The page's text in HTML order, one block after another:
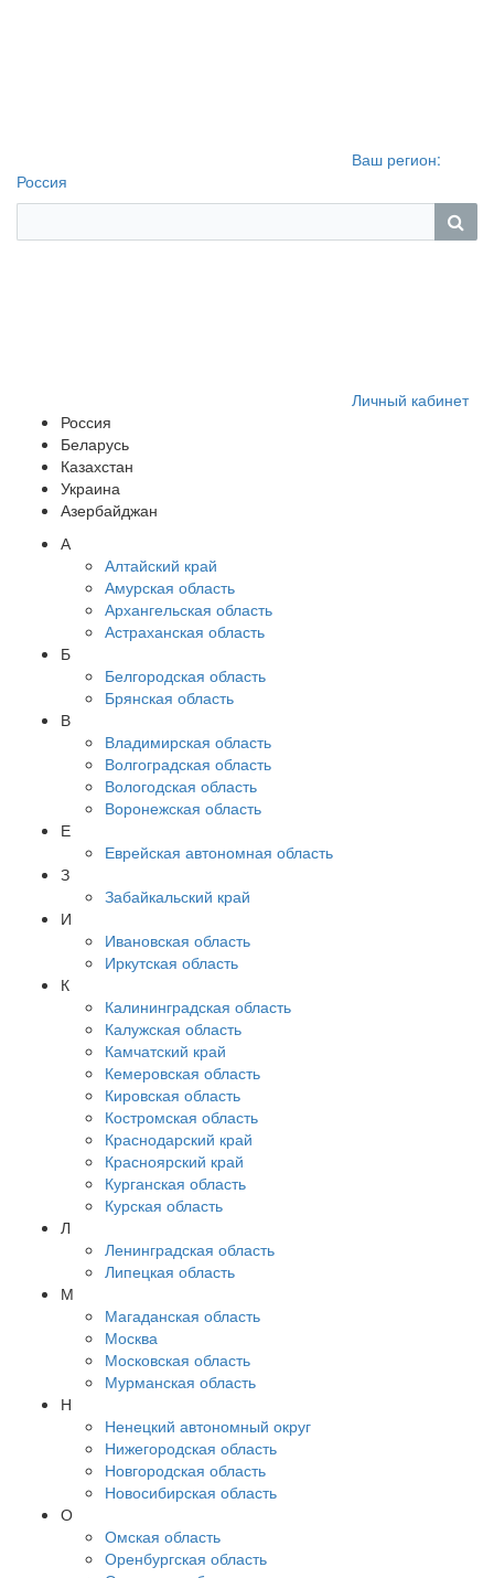
Ваш регион:
Россия
Личный кабинет
Россия
Беларусь
Казахстан
Украина
Азербайджан
А
Алтайский край
Амурская область
Архангельская область
Астраханская область
Б
Белгородская область
Брянская область
В
Владимирская область
Волгоградская область
Вологодская область
Воронежская область
Е
Еврейская автономная область
З
Забайкальский край
И
Ивановская область
Иркутская область
К
Калининградская область
Калужская область
Камчатский край
Кемеровская область
Кировская область
Костромская область
Краснодарский край
Красноярский край
Курганская область
Курская область
Л
Ленинградская область
Липецкая область
М
Магаданская область
Москва
Московская область
Мурманская область
Н
Ненецкий автономный округ
Нижегородская область
Новгородская область
Новосибирская область
О
Омская область
Оренбургская область